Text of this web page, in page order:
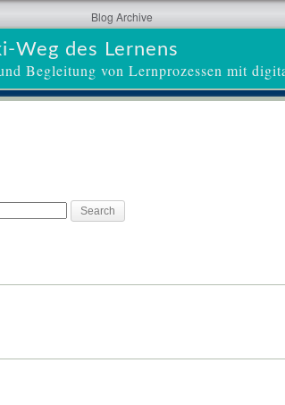
Weg des Lernens
Begleitung von Lernprozessen mit
Blog Archive